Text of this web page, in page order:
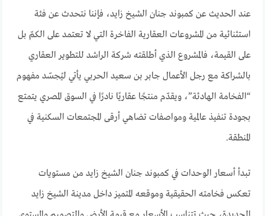
عند الحديث عن كمبوند جنان الشيخ زايد، فإننا نتحدث عن فئة
استثنائية من المشروعات العقارية الفاخرة التي لا تعتمد على الكمّ بل
على القيمة، فالمشروع الذي أطلقته شركة الراشد للتطوير العقاري
بالشراكة مع رجل الأعمال جابر بن سعيد الحربي يأتي ليُجسّد مفهوم
“الفخامة الهادئة”، ويقدّم منتجًا عقاريًا نادرًا في السوق المصري يتمتع
بجودة تنفيذ عالمية ومواصفات تضاهي أرقى المجتمعات السكنية في
المنطقة.
تبدأ أسعار الوحدات في كمبوند جنان الشيخ زايد من مستويات
تعكس فخامته الحقيقية وموقعه المتميز داخل مدينة الشيخ زايد